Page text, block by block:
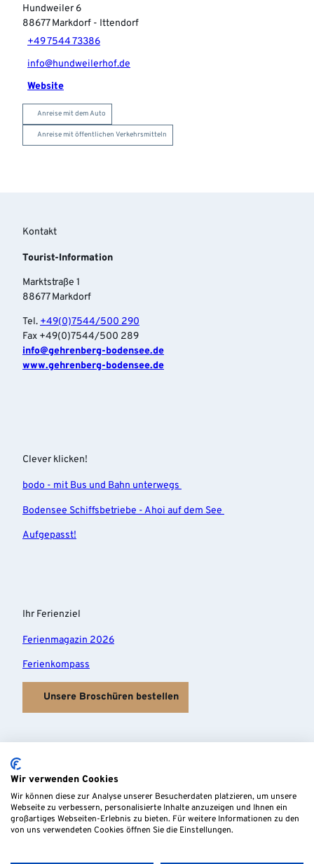
Hundweiler 6
88677Markdorf - Ittendorf
+49 7544 73386
info@hundweilerhof.de
Website
Anreise mit dem Auto
Anreise mit öffentlichen Verkehrsmitteln
Kontakt
Tourist-Information
Marktstraße 1
88677 Markdorf
Tel. +49(0)7544/500 290
Fax +49(0)7544/500 289
info‎@gehrenberg-bodensee.de
www.gehrenberg-bodensee.de
Clever klicken!
bodo - mit Bus und Bahn unterwegs
Bodensee Schiffsbetriebe - Ahoi auf dem See
Aufgepasst!
Ihr Ferienziel
Ferienmagazin 2026
Ferienkompass
Unsere Broschüren bestellen
Wir verwenden Cookies
Wir können diese zur Analyse unserer Besucherdaten platzieren, um unsere
Webseite zu verbessern, personalisierte Inhalte anzuzeigen und Ihnen ein
großartiges Webseiten-Erlebnis zu bieten. Für weitere Informationen zu den
von uns verwendeten Cookies öffnen Sie die Einstellungen.